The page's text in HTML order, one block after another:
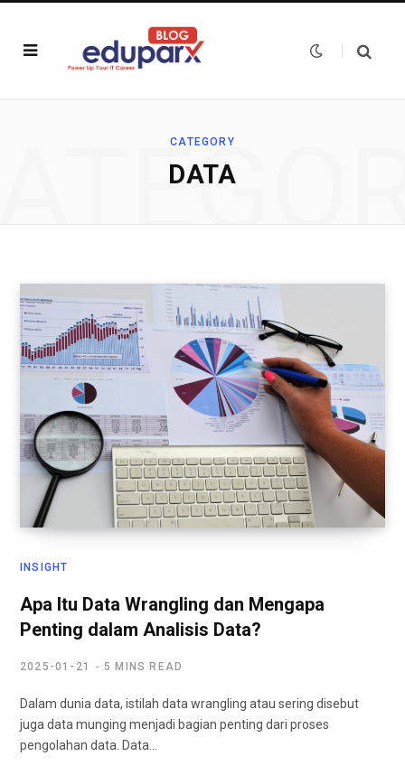
CATEGORY
DATA
INSIGHT
Apa Itu Data Wrangling dan Mengapa
Penting dalam Analisis Data?
2025-01-21 5 MINS READ
Dalam dunia data, istilah data wrangling atau sering disebut
juga data munging menjadi bagian penting dari proses
pengolahan data. Data…